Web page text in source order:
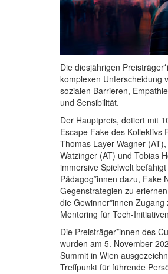
Die diesjährigen
komplexen Unterscheidung
sozialen Barrieren,
und Sensibilität.
Der Hauptpreis, dotiert mit
Escape Fake des Kollektivs
Thomas Layer-Wagner
Watzinger (AT) und Tobias
immersive Spielwelt
Pädagog*innen dazu, Fake
Gegenstrategien zu
die Gewinner*innen
Mentoring für Tech-
Die Preisträger*innen des
wurden am 5. November
Summit in Wien
Treffpunkt für führende